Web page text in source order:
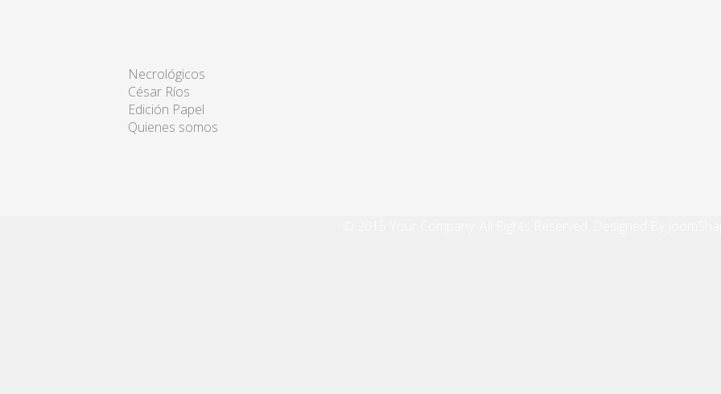
Necrológicos
César Ríos
Edición Papel
Quienes somos